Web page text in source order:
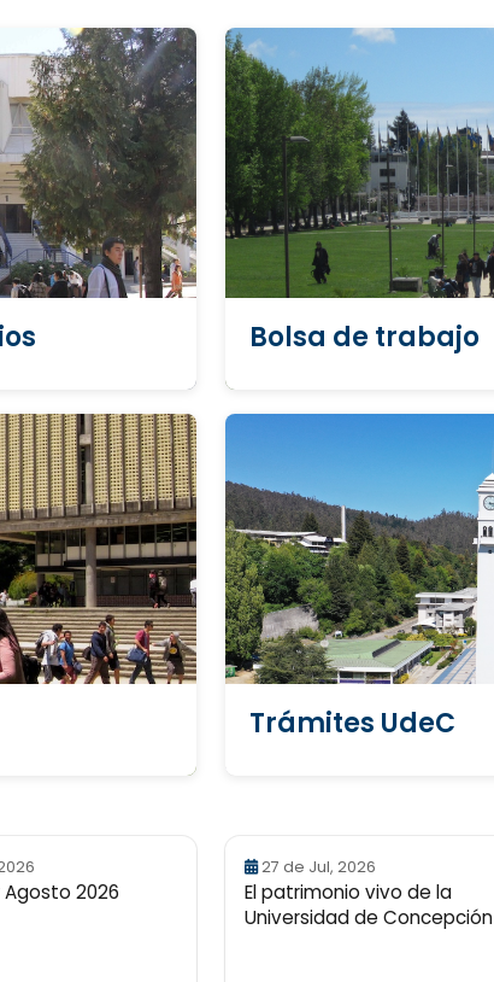
Bolsa de trabajo
Trámites UdeC
2026
27 de Jul, 2026
El patrimonio vivo de la
Universidad de Concepción